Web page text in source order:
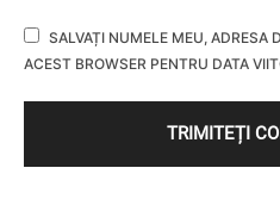
SALVAȚI NUMELE MEU, ADRESA
ACEST BROWSER PENTRU DATA